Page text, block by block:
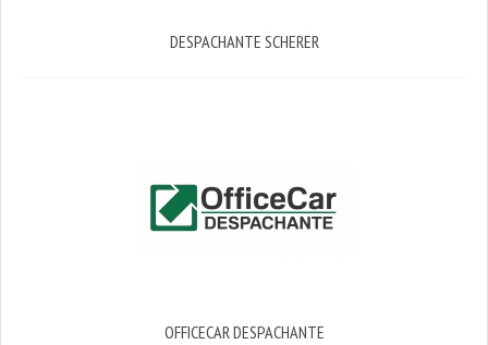
DESPACHANTE SCHERER
OFFICECAR DESPACHANTE